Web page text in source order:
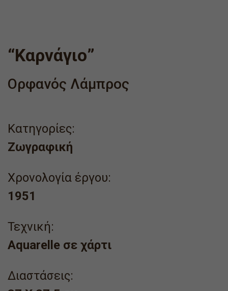
“Καρνάγιο”
Ορφανός Λάμπρος
Κατηγορίες:
Ζωγραφική
Χρονολογία έργου:
1951
Τεχνική:
Aquarelle σε χάρτι
Διαστάσεις: